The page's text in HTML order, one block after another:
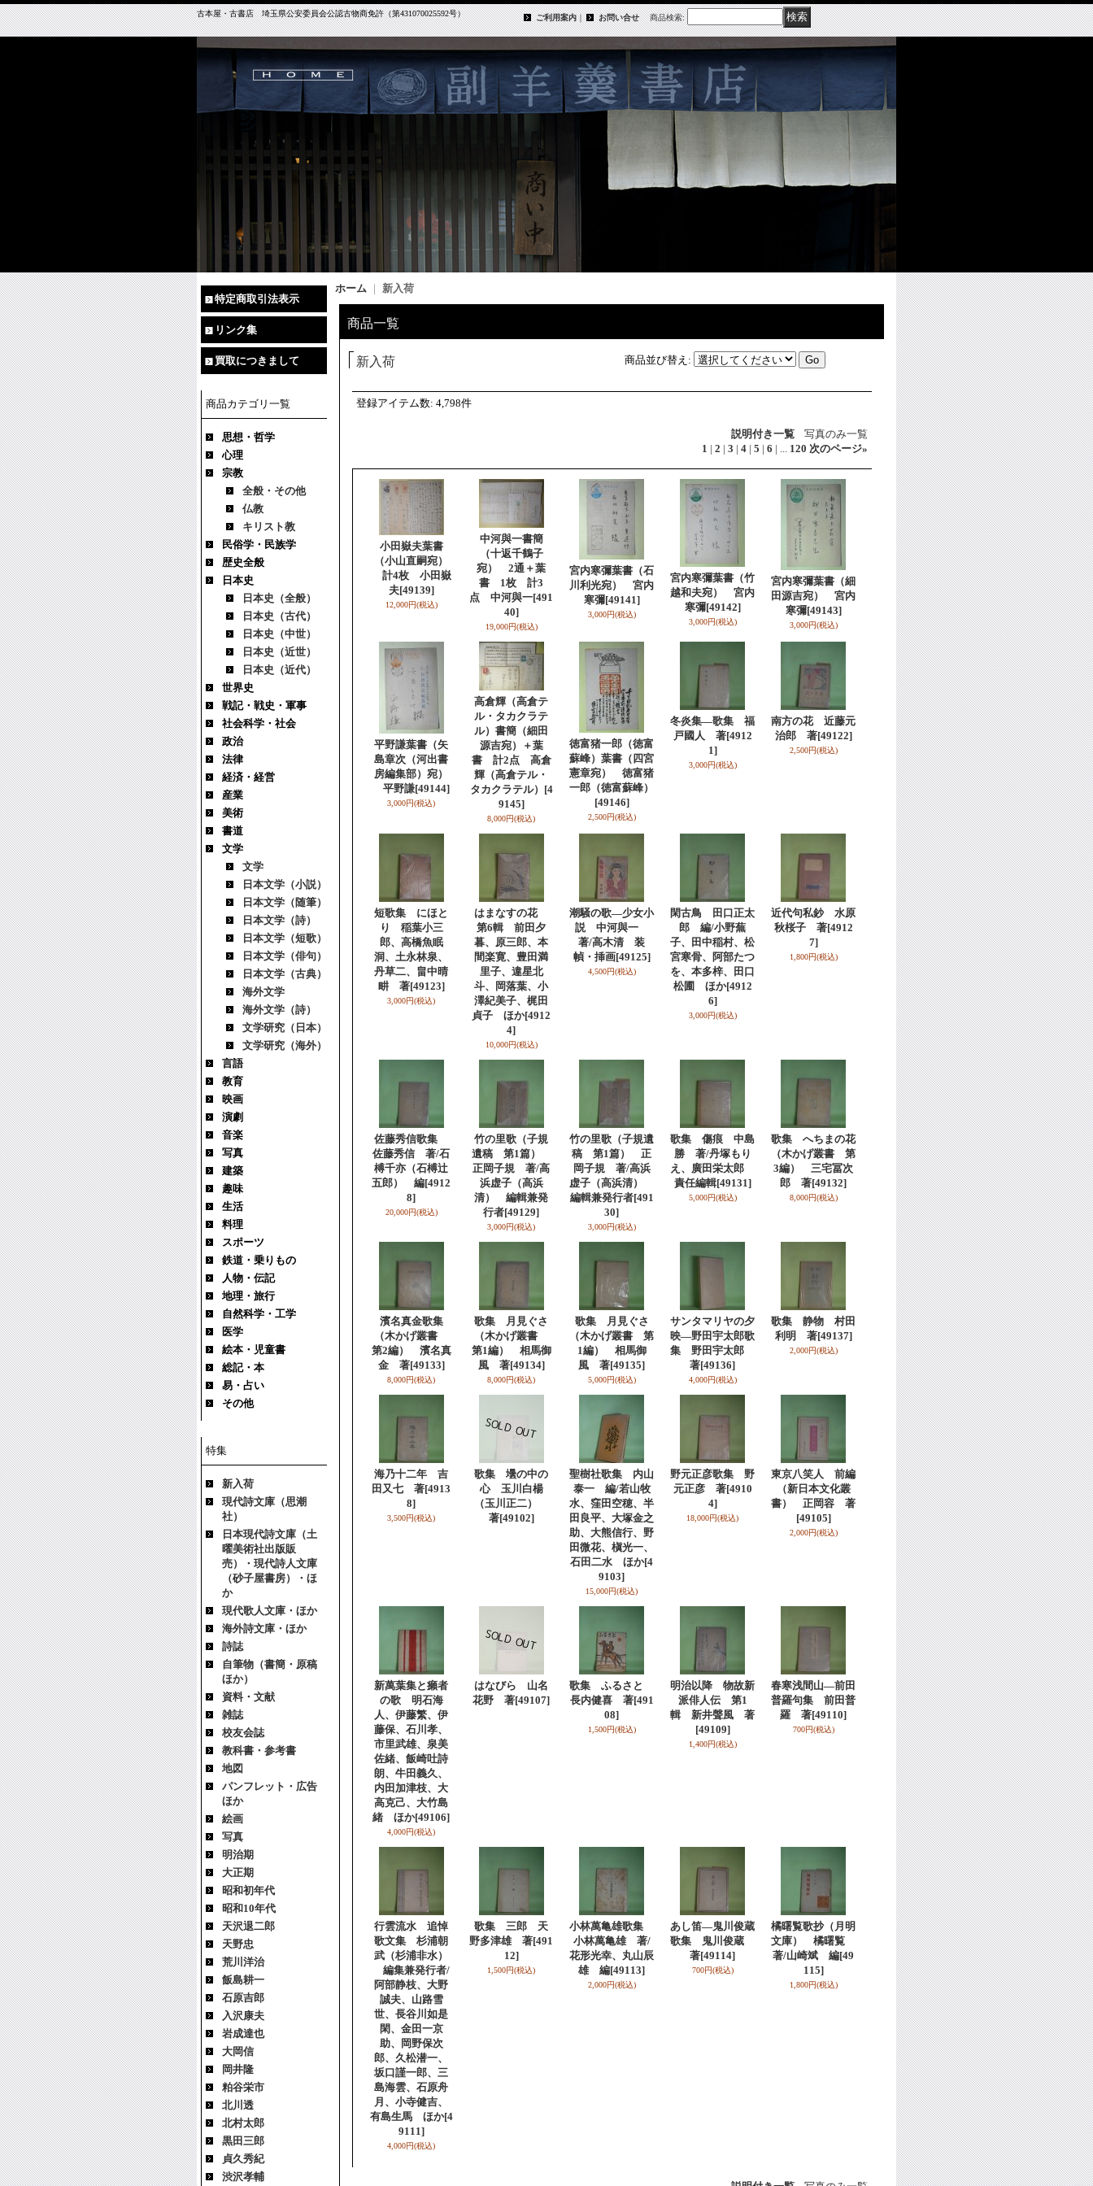
古本屋・古書店 埼玉県公安委員会公認古物商免許（第431070025592号） ご利用案内｜ お問い合せ 商品検索:
特定商取引法表示
リンク集
買取につきまして
商品カテゴリ一覧
思想・哲学
心理
宗教
全般・その他
仏教
キリスト教
民俗学・民族学
歴史全般
日本史
日本史（全般）
日本史（古代）
日本史（中世）
日本史（近世）
日本史（近代）
世界史
戦記・戦史・軍事
社会科学・社会
政治
法律
経済・経営
産業
美術
書道
文学
文学
日本文学（小説）
日本文学（随筆）
日本文学（詩）
日本文学（短歌）
日本文学（俳句）
日本文学（古典）
海外文学
海外文学（詩）
文学研究（日本）
文学研究（海外）
言語
教育
映画
演劇
音楽
写真
建築
趣味
生活
料理
スポーツ
鉄道・乗りもの
人物・伝記
地理・旅行
自然科学・工学
医学
絵本・児童書
総記・本
易・占い
その他
特集
新入荷
現代詩文庫（思潮
社）
日本現代詩文庫（土
曜美術社出版販
売）・現代詩人文庫
（砂子屋書房）・ほ
か
現代歌人文庫・ほか
海外詩文庫・ほか
詩誌
自筆物（書簡・原稿
ほか）
資料・文献
雑誌
校友会誌
教科書・参考書
地図
パンフレット・広告
ほか
絵画
写真
明治期
大正期
昭和初年代
昭和10年代
天沢退二郎
天野忠
荒川洋治
飯島耕一
石原吉郎
入沢康夫
岩成達也
大岡信
岡井隆
粕谷栄市
北川透
北村太郎
黒田三郎
貞久秀紀
渋沢孝輔
ホーム 新入荷
商品一覧
新入荷 商品並び替え :
登録アイテム数: 4,798件
説明付き一覧 写真のみ一覧
1 | 2 | 3 | 4 | 5 | 6 | ... 120 次のページ»
小田嶽夫葉書
（小山直嗣宛）
計4枚 小田嶽
夫[49139]
12,000円(税込)
中河與一書簡
（十返千鶴子
宛） 2通＋葉
書 1枚 計3
点 中河與一[491
40]
19,000円(税込)
宮内寒彌葉書（石
川利光宛） 宮内
寒彌[49141]
3,000円(税込)
宮内寒彌葉書（竹
越和夫宛） 宮内
寒彌[49142]
3,000円(税込)
宮内寒彌葉書（細
田源吉宛） 宮内
寒彌[49143]
3,000円(税込)
平野謙葉書（矢
島章次（河出書
房編集部）宛）
平野謙[49144]
3,000円(税込)
高倉輝（高倉テ
ル・タカクラテ
ル）書簡（細田
源吉宛）＋葉
書 計2点 高倉
輝（高倉テル・
タカクラテル） [4
9145]
8,000円(税込)
徳富猪一郎（徳富
蘇峰）葉書（四宮
憲章宛） 徳富猪
一郎（徳富蘇峰）
[49146]
2,500円(税込)
冬炎集―歌集 福
戸國人 著[4912
1]
3,000円(税込)
南方の花 近藤元
治郎 著[49122]
2,500円(税込)
短歌集 にほと
り 稲葉小三
郎、高橋魚眠
洞、土永林泉、
丹草二、畠中晴
畊 著[49123]
3,000円(税込)
はまなすの花
第6輯 前田夕
暮、原三郎、本
間楽寛、豊田満
里子、違星北
斗、岡落葉、小
澤紀美子、梶田
貞子 ほか[4912
4]
10,000円(税込)
潮騒の歌―少女小
説 中河與一
著/高木清 装
幀・挿画[49125]
4,500円(税込)
閑古鳥 田口正太
郎 編/小野蕪
子、田中稲村、松
宮寒骨、阿部たつ
を、本多梓、田口
松圃 ほか[4912
6]
3,000円(税込)
近代句私鈔 水原
秋桜子 著[4912
7]
1,800円(税込)
佐藤秀信歌集
佐藤秀信 著/石
榑千亦（石榑辻
五郎） 編[4912
8]
20,000円(税込)
竹の里歌（子規
遺稿 第1篇）
正岡子規 著/高
浜虚子（高浜
清） 編輯兼発
行者[49129]
3,000円(税込)
竹の里歌（子規遺
稿 第1篇） 正
岡子規 著/高浜
虚子（高浜清）
編輯兼発行者[491
30]
3,000円(税込)
歌集 傷痕 中島
勝 著/丹塚もり
え、廣田栄太郎
責任編輯[49131]
5,000円(税込)
歌集 へちまの花
（木かげ叢書 第
3編） 三宅冨次
郎 著[49132]
8,000円(税込)
濱名真金歌集
（木かげ叢書
第2編） 濱名真
金 著[49133]
8,000円(税込)
歌集 月見ぐさ
（木かげ叢書
第1編） 相馬御
風 著[49134]
8,000円(税込)
歌集 月見ぐさ
（木かげ叢書 第
1編） 相馬御
風 著[49135]
5,000円(税込)
サンタマリヤの夕
映―野田宇太郎歌
集 野田宇太郎
著[49136]
4,000円(税込)
歌集 静物 村田
利明 著[49137]
2,000円(税込)
海乃十二年 吉
田又七 著[4913
8]
3,500円(税込)
歌集 壜の中の
心 玉川白楊
（玉川正二）
著[49102]
聖樹社歌集 内山
泰一 編/若山牧
水、窪田空穂、半
田良平、大塚金之
助、大熊信行、野
田微花、槇光一、
石田二水 ほか[4
9103]
15,000円(税込)
野元正彦歌集 野
元正彦 著[4910
4]
18,000円(税込)
東京八笑人 前編
（新日本文化叢
書） 正岡容 著
[49105]
2,000円(税込)
新萬葉集と癩者
の歌 明石海
人、伊藤繁、伊
藤保、石川孝、
市里武雄、泉美
佐緒、飯崎吐詩
朗、牛田義久、
内田加津枝、大
高克己、大竹島
緒 ほか[49106]
4,000円(税込)
はなびら 山名
花野 著[49107]
歌集 ふるさと
長内健喜 著[491
08]
1,500円(税込)
明治以降 物故新
派俳人伝 第1
輯 新井聲風 著
[49109]
1,400円(税込)
春寒浅間山―前田
普羅句集 前田普
羅 著[49110]
700円(税込)
行雲流水 追悼
歌文集 杉浦朝
武（杉浦非水）
編集兼発行者/
阿部静枝、大野
誠夫、山路雪
世、長谷川如是
閑、金田一京
助、岡野保次
郎、久松潜一、
坂口謹一郎、三
島海雲、石原舟
月、小寺健吉、
有島生馬 ほか[4
9111]
4,000円(税込)
歌集 三郎 天
野多津雄 著[491
12]
1,500円(税込)
小林萬亀雄歌集
小林萬亀雄 著/
花形光幸、丸山辰
雄 編[49113]
2,000円(税込)
あし笛―鬼川俊蔵
歌集 鬼川俊蔵
著[49114]
700円(税込)
橘曙覧歌抄（月明
文庫） 橘曙覧
著/山崎斌 編[49
115]
1,800円(税込)